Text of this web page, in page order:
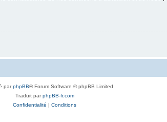
parphpBB® Forum Software © phpBB Limited
Traduit parphpBB-fr.com
Confidentialité | Conditions